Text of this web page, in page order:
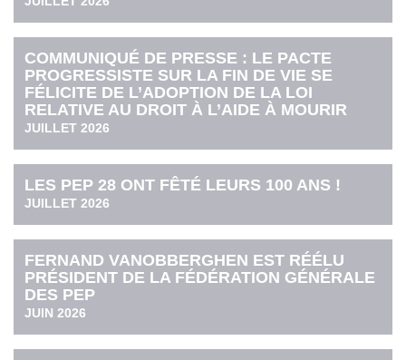
COMMUNIQUÉ DE PRESSE : LE PACTE
PROGRESSISTE SUR LA FIN DE VIE SE
FÉLICITE DE L’ADOPTION DE LA LOI
RELATIVE AU DROIT À L’AIDE À MOURIR
JUILLET 2026
LES PEP 28 ONT FÊTÉ LEURS 100 ANS !
JUILLET 2026
FERNAND VANOBBERGHEN EST RÉÉLU
PRÉSIDENT DE LA FÉDÉRATION GÉNÉRALE
DES PEP
JUIN 2026